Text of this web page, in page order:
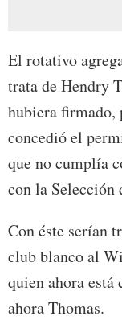
El rotativo
trata de Hendry
hubiera
concedió el
que no cumplía
con la Selección
Con éste serían
club blanco al
quien ahora
ahora Thomas.